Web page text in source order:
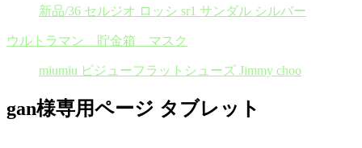
新品/36 セルジオ ロッシ sr1 サンダル シルバー
ウルトラマン 貯金箱 マスク
miumiu ビジューフラットシューズ Jimmy choo
gan様専用ページ タブレット